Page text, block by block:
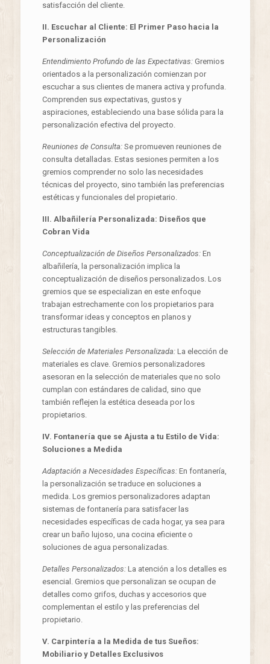
satisfacción del cliente.
II. Escuchar al Cliente: El Primer Paso hacia la
Personalización
Entendimiento Profundo de las Expectativas:Gremios
orientados a la personalización comienzan por
escuchar a sus clientes de manera activa y profunda.
Comprenden sus expectativas, gustos y
aspiraciones, estableciendo una base sólida para la
personalización efectiva del proyecto.
Reuniones de Consulta:Se promueven reuniones de
consulta detalladas. Estas sesiones permiten a los
gremios comprender no solo las necesidades
técnicas del proyecto, sino también las preferencias
estéticas y funcionales del propietario.
III. Albañilería Personalizada: Diseños que
Cobran Vida
Conceptualización de Diseños Personalizados:En
albañilería, la personalización implica la
conceptualización de diseños personalizados. Los
gremios que se especializan en este enfoque
trabajan estrechamente con los propietarios para
transformar ideas y conceptos en planos y
estructuras tangibles.
Selección de Materiales Personalizada:La elección de
materiales es clave. Gremios personalizadores
asesoran en la selección de materiales que no solo
cumplan con estándares de calidad, sino que
también reflejen la estética deseada por los
propietarios.
IV. Fontanería que se Ajusta a tu Estilo de Vida:
Soluciones a Medida
Adaptación a Necesidades Específicas:En fontanería,
la personalización se traduce en soluciones a
medida. Los gremios personalizadores adaptan
sistemas de fontanería para satisfacer las
necesidades específicas de cada hogar, ya sea para
crear un baño lujoso, una cocina eficiente o
soluciones de agua personalizadas.
Detalles Personalizados:La atención a los detalles es
esencial. Gremios que personalizan se ocupan de
detalles como grifos, duchas y accesorios que
complementan el estilo y las preferencias del
propietario.
V. Carpintería a la Medida de tus Sueños:
Mobiliario y Detalles Exclusivos